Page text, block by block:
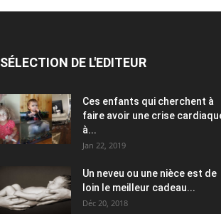
SÉLECTION DE L'EDITEUR
Ces enfants qui cherchent à
faire avoir une crise
à...
Jan 22, 2019
Un neveu ou une nièce est de
loin le meilleur cadeau...
Déc 20, 2018